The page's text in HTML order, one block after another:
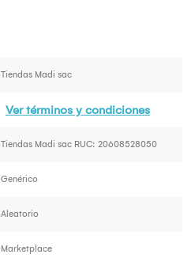
Tiendas Madi sac
Ver términos y condiciones
Tiendas Madi sac RUC: 20608528050
Genérico
Aleatorio
Marketplace